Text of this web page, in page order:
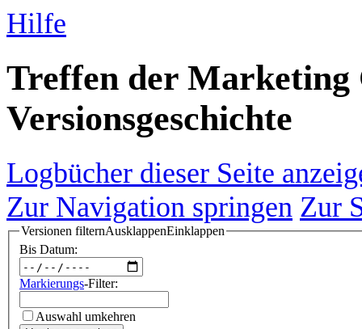
Hilfe
Treffen der Marketing
Versionsgeschichte
Logbücher dieser Seite
Zur Navigation springen Zur
Versionen filternAusklappenEinklappen
Bis Datum:
Markierungs-Filter:
Auswahl umkehren